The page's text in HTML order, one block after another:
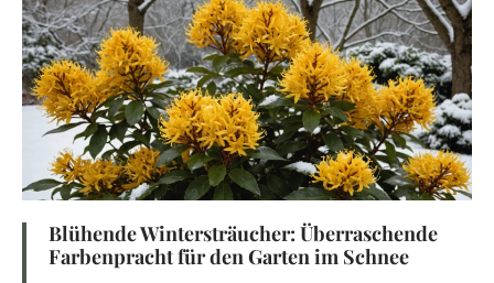
Blühende Wintersträucher: Überraschende
Farbenpracht für den Garten im Schnee